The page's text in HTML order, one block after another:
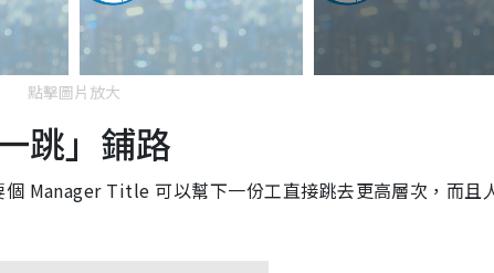
點擊圖片放大
跳」鋪路
Manager Title 可以幫下一份工直接跳去更高層次，而且